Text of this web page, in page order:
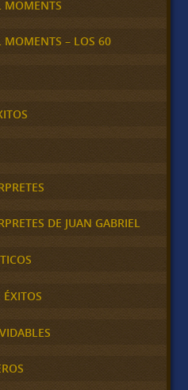
MOMENTS
MOMENTS – LOS 60
DE JUAN GABRIEL